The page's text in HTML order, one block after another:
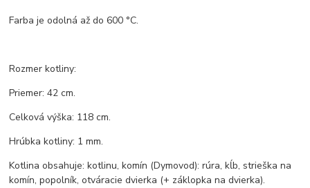
Farba je odolná až do 600 °C.
Rozmer kotliny:
Priemer: 42 cm.
Celková výška: 118 cm.
Hrúbka kotliny: 1 mm.
Kotlina obsahuje: kotlinu, komín (Dymovod): rúra, kĺb, strieška na
komín, popolník, otváracie dvierka (+ záklopka na dvierka).